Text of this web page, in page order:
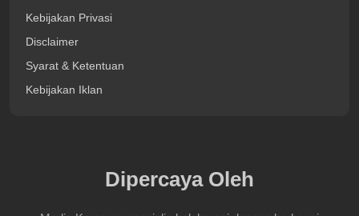
Kebijakan Privasi
Disclaimer
Syarat & Ketentuan
Kebijakan Iklan
Dipercaya Oleh